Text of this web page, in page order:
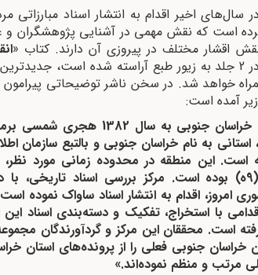
سال‌های اخیر اقدام به انتشار اسناد
است که نقش مهمی در آشنایی پژوهشگران و
اقشار مختلف در پیروزی آن دارند. کتاب «
» که در 2 جلد به زیور طبع آراسته شده است،
همراه خواهد شد. در سخن ناشر توضیحاتی
آمده است:
«تاریخ تشکیل استان خراسان جنوبی به
به نام خراسان جنوبی و بالتبع سازمان
است. این منطقه در محدوده زمانی مورد
ساواک استان خراسان (9ه‌) بوده است. مرکز بررسی اسناد
امروز، اقدام به انتشار اسناد ساواک نموده
با استخراج، تفکیک و دسته‌بندی اسناد این
است. محققان این مرکز و گردآورندگان
خراسان جنوبی فعلی را از پرونده‌های استان
مرتب و منظم نموده‌اند.»